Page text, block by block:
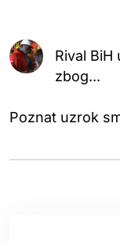
Rival
zbog...
Poznat uzrok